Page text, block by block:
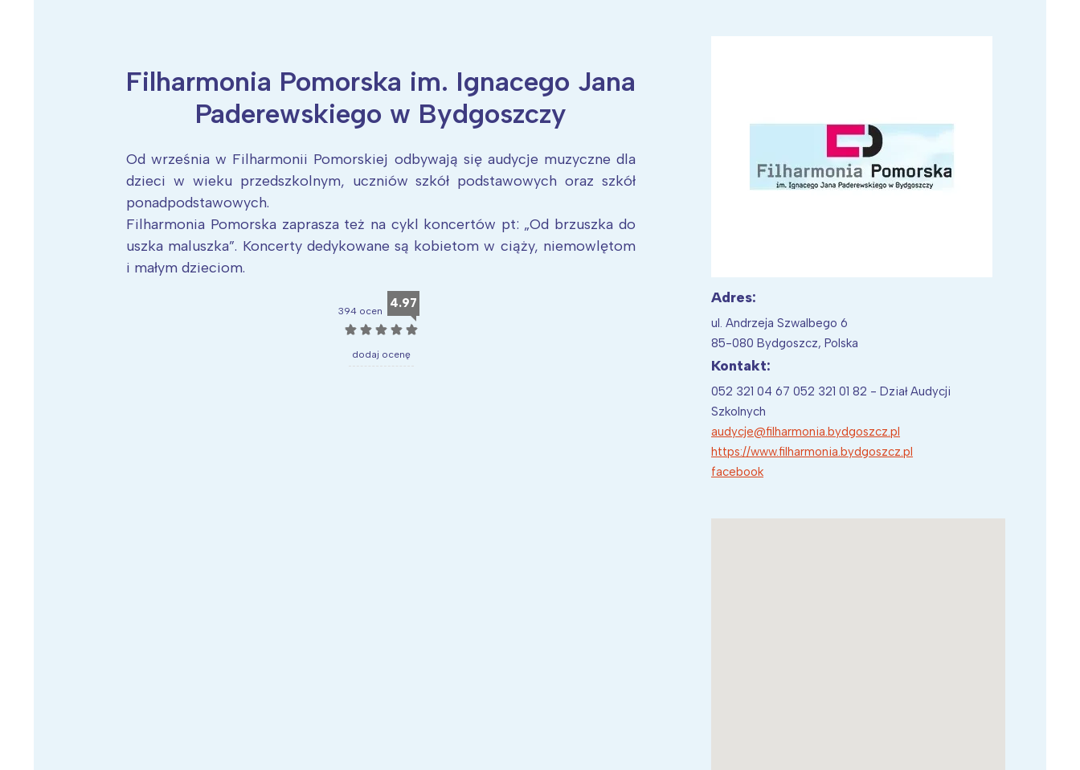
Wiosenny koncert ptaków na płocie Kwitnąca wiśnia i jej płatki Pszczoła i kwitnący ul
Filharmonia Pomorska im. Ignacego Jana
Paderewskiego w Bydgoszczy
Od września w Filharmonii Pomorskiej odbywają się audycje muzyczne dla
dzieci w wieku przedszkolnym, uczniów szkół podstawowych oraz szkół
ponadpodstawowych.
Filharmonia Pomorska zaprasza też na cykl koncertów pt: „Od brzuszka do
uszka maluszka”. Koncerty dedykowane są kobietom w ciąży, niemowlętom
i małym dzieciom.
394 ocen
4.97
☆ ☆ ☆ ☆ ☆
dodaj ocenę
Adres:
ul. Andrzeja Szwalbego 6
85-080 Bydgoszcz, Polska
Kontakt:
052 321 04 67 052 321 01 82 - Dział Audycji
Szkolnych
audycje@filharmonia.bydgoszcz.pl
https://www.filharmonia.bydgoszcz.pl
facebook